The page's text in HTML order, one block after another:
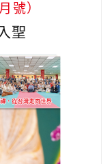
號）
聖